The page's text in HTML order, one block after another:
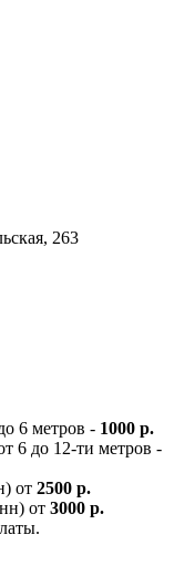
263
6 метров - 1000 р.
6 до 12-ти метров -
от 2500 р.
от 3000 р.